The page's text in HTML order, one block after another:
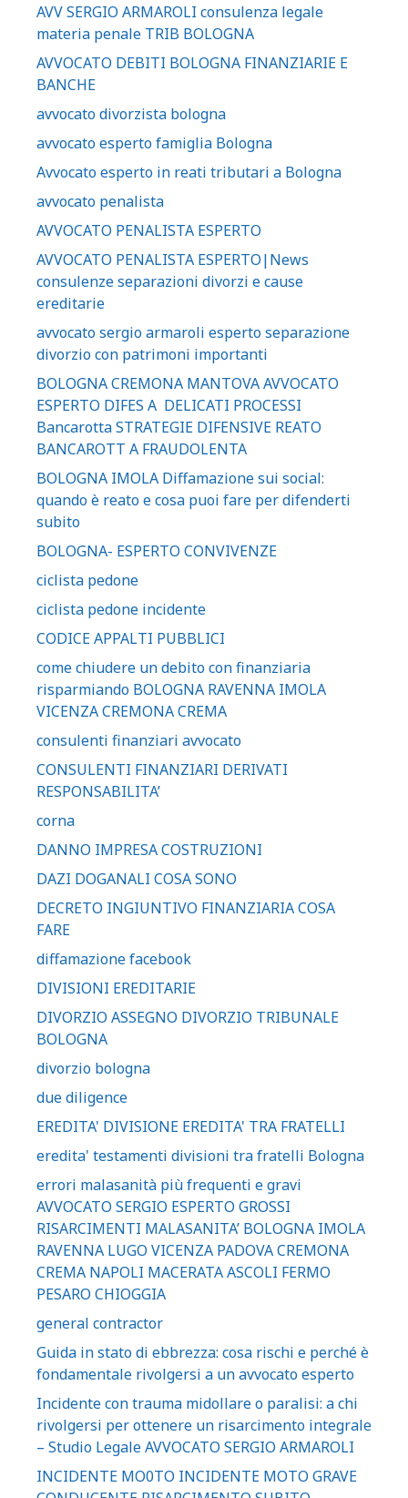
AVV SERGIO ARMAROLI consulenza legale
materia penale TRIB BOLOGNA
AVVOCATO DEBITI BOLOGNA FINANZIARIE E
BANCHE
avvocato divorzista bologna
avvocato esperto famiglia Bologna
Avvocato esperto in reati tributari a Bologna
avvocato penalista
AVVOCATO PENALISTA ESPERTO
AVVOCATO PENALISTA ESPERTO|News
consulenze separazioni divorzi e cause
ereditarie
avvocato sergio armaroli esperto separazione
divorzio con patrimoni importanti
BOLOGNA CREMONA MANTOVA AVVOCATO
ESPERTO DIFES A DELICATI PROCESSI
Bancarotta STRATEGIE DIFENSIVE REATO
BANCAROTT A FRAUDOLENTA
BOLOGNA IMOLA Diffamazione sui social:
quando è reato e cosa puoi fare per difenderti
subito
BOLOGNA- ESPERTO CONVIVENZE
ciclista pedone
ciclista pedone incidente
CODICE APPALTI PUBBLICI
come chiudere un debito con finanziaria
risparmiando BOLOGNA RAVENNA IMOLA
VICENZA CREMONA CREMA
consulenti finanziari avvocato
CONSULENTI FINANZIARI DERIVATI
RESPONSABILITA’
corna
DANNO IMPRESA COSTRUZIONI
DAZI DOGANALI COSA SONO
DECRETO INGIUNTIVO FINANZIARIA COSA
FARE
diffamazione facebook
DIVISIONI EREDITARIE
DIVORZIO ASSEGNO DIVORZIO TRIBUNALE
BOLOGNA
divorzio bologna
due diligence
EREDITA' DIVISIONE EREDITA' TRA FRATELLI
eredita' testamenti divisioni tra fratelli Bologna
errori malasanità più frequenti e gravi
AVVOCATO SERGIO ESPERTO GROSSI
RISARCIMENTI MALASANITA’ BOLOGNA IMOLA
RAVENNA LUGO VICENZA PADOVA CREMONA
CREMA NAPOLI MACERATA ASCOLI FERMO
PESARO CHIOGGIA
general contractor
Guida in stato di ebbrezza: cosa rischi e perché è
fondamentale rivolgersi a un avvocato esperto
Incidente con trauma midollare o paralisi: a chi
rivolgersi per ottenere un risarcimento integrale
– Studio Legale AVVOCATO SERGIO ARMAROLI
INCIDENTE MO0TO INCIDENTE MOTO GRAVE